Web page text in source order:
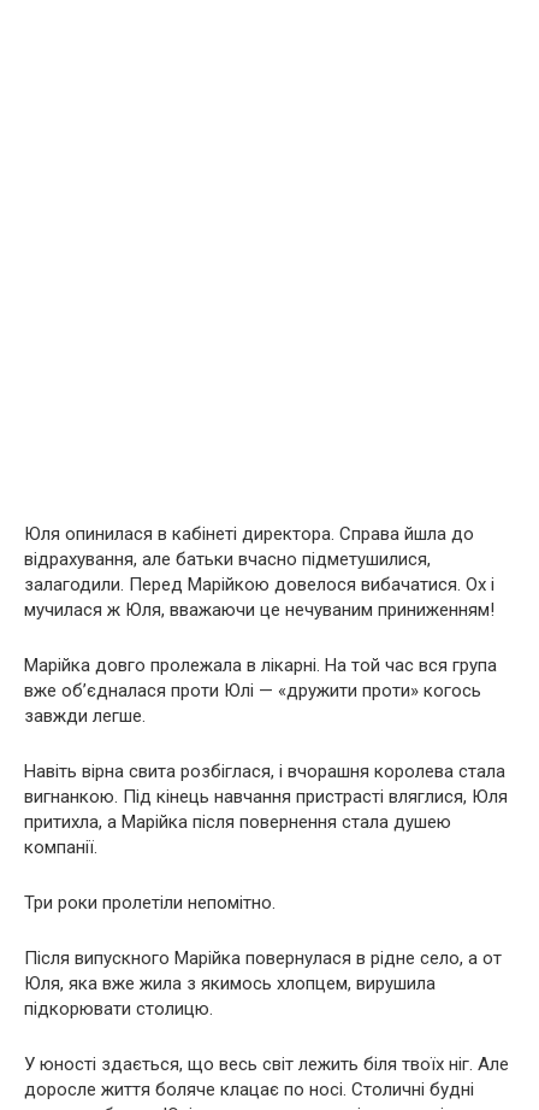
Юля опинилася в кабінеті директора. Справа йшла до
відрахування, але батьки вчасно підметушилися,
залагодили. Перед Марійкою довелося вибачатися. Ох і
мучилася ж Юля, вважаючи це нечуваним приниженням!
Марійка довго пролежала в лікарні. На той час вся група
вже об’єдналася проти Юлі — «дружити проти» когось
завжди легше.
Навіть вірна свита розбіглася, і вчорашня королева стала
вигнанкою. Під кінець навчання пристрасті вляглися, Юля
притихла, а Марійка після повернення стала душею
компанії.
Три роки пролетіли непомітно.
Після випускного Марійка повернулася в рідне село, а от
Юля, яка вже жила з якимось хлопцем, вирушила
підкорювати столицю.
У юності здається, що весь світ лежить біля твоїх ніг. Але
доросле життя боляче клацає по носі. Столичні будні